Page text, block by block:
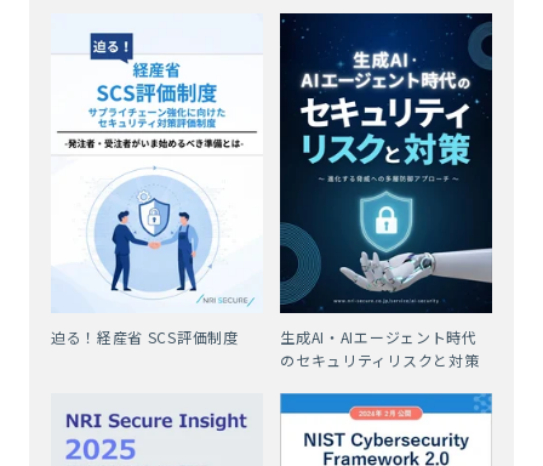
迫る！経産省 SCS評価制度
生成AI・AIエージェント時代
のセキュリティリスクと対策